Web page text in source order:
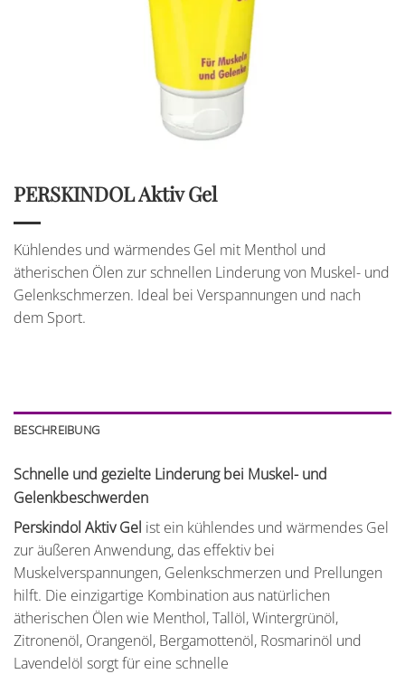
PERSKINDOL Aktiv Gel
Kühlendes und wärmendes Gel mit Menthol und
ätherischen Ölen zur schnellen Linderung von Muskel- und
Gelenkschmerzen. Ideal bei Verspannungen und nach
dem Sport.
BESCHREIBUNG
Schnelle und gezielte Linderung bei Muskel- und
Gelenkbeschwerden
Perskindol Aktiv Gel ist ein kühlendes und wärmendes Gel
zur äußeren Anwendung, das effektiv bei
Muskelverspannungen, Gelenkschmerzen und Prellungen
hilft. Die einzigartige Kombination aus natürlichen
ätherischen Ölen wie Menthol, Tallöl, Wintergrünöl,
Zitronenöl, Orangenöl, Bergamottenöl, Rosmarinöl und
Lavendelöl sorgt für eine schnelle